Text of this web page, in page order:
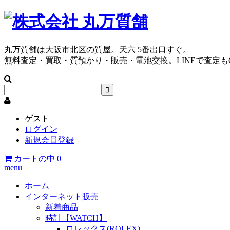
丸万質舗は大阪市北区の質屋。天六 5番出口すぐ。
無料査定・買取・質預かり・販売・電池交換。LINEで査定
ゲスト
ログイン
新規会員登録
カートの中 0
menu
ホーム
インターネット販売
新着商品
時計【WATCH】